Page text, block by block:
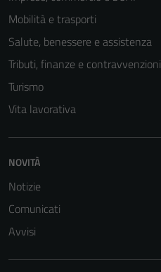
Mobilità e trasporti
Salute, benessere e assistenza
Tributi, finanze e contravvenzioni
Turismo
Vita lavorativa
NOVITÀ
Notizie
Comunicati
Avvisi